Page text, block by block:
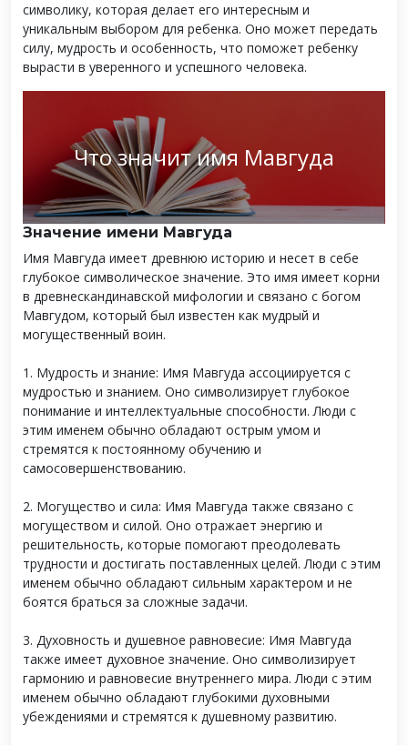
символику, которая делает его интересным и
уникальным выбором для ребенка. Оно может передать
силу, мудрость и особенность, что поможет ребенку
вырасти в уверенного и успешного человека.
Что значит имя Мавгуда
Значение имени Мавгуда
Имя Мавгуда имеет древнюю историю и несет в себе
глубокое символическое значение. Это имя имеет корни
в древнескандинавской мифологии и связано с богом
Мавгудом, который был известен как мудрый и
могущественный воин.
1. Мудрость и знание: Имя Мавгуда ассоциируется с
мудростью и знанием. Оно символизирует глубокое
понимание и интеллектуальные способности. Люди с
этим именем обычно обладают острым умом и
стремятся к постоянному обучению и
самосовершенствованию.
2. Могущество и сила: Имя Мавгуда также связано с
могуществом и силой. Оно отражает энергию и
решительность, которые помогают преодолевать
трудности и достигать поставленных целей. Люди с этим
именем обычно обладают сильным характером и не
боятся браться за сложные задачи.
3. Духовность и душевное равновесие: Имя Мавгуда
также имеет духовное значение. Оно символизирует
гармонию и равновесие внутреннего мира. Люди с этим
именем обычно обладают глубокими духовными
убеждениями и стремятся к душевному развитию.